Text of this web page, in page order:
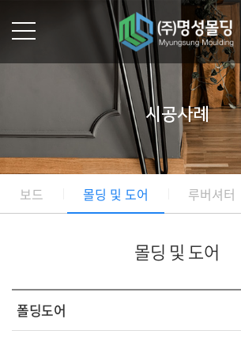
시공사례
보드 몰딩 및 도어 루버셔터
몰딩 및 도어
폴딩도어